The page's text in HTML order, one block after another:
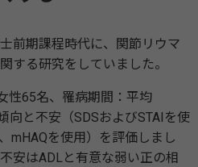
前期課程時代に、関節リウマ
する研究をしていました。
性65名、罹病期間：平均
向と不安（SDSおよびSTAIを使
mHAQを使用）を評価しまし
安はADLと有意な弱い正の相